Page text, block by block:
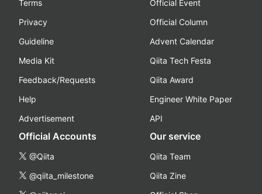
Terms
Privacy
Guideline
Media Kit
Feedback/Requests
Help
Advertisement
Official Event
Official Column
Advent Calendar
Qiita Tech Festa
Qiita Award
Engineer White Paper
API
Official Accounts
@Qiita
@qiita_milestone
Our service
Qiita Team
Qiita Zine